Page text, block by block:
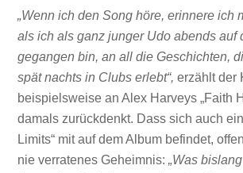
„Wenn ich den Song höre, erinnere ich
als ich als ganz junger Udo abends auf
gegangen bin, an all die Geschichten,
spät nachts in Clubs erlebt“, erzählt der
beispielsweise an Alex Harveys „Faith
damals zurückdenkt. Dass sich auch
Limits“ mit auf dem Album befindet,
nie verratenes Geheimnis:„Was